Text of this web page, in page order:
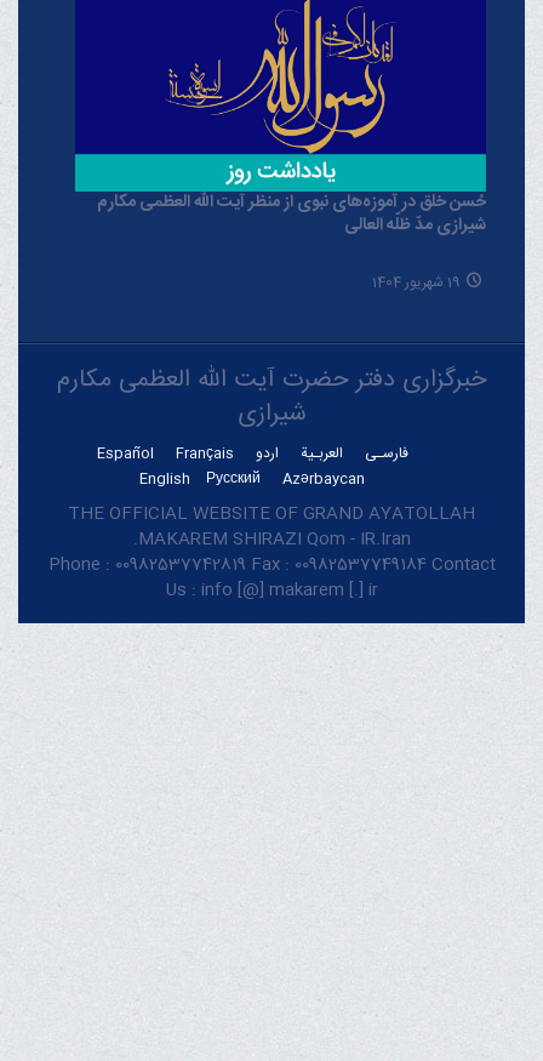
حُسن خلق در آموزه‌های نبوی از منظر آیت الله العظمی مکارم
شیرازی مدّ ظلّه العالی
19 شهریور 1404
خبرگزاری دفتر حضرت آیت الله العظمی مکارم
شیرازی
فارسـی العربـیة اردو Français
Español
Azərbaycan
Русский
English
THE OFFICIAL WEBSITE OF GRAND AYATOLLAH
MAKAREM SHIRAZI Qom - IR.Iran.
Phone : 00982537742819 Fax : 00982537749184 Contact
Us : info [@] makarem [.] ir